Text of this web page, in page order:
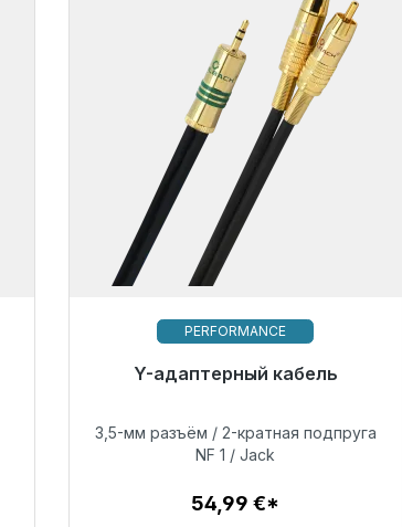
PERFORMANCE
Y-адаптерный кабель
Готовы к немедленной отправке,
54,99 €
Детали
3,5-мм разъём / 2-кратная подпруга
NF 1 / Jack
54,99 €*